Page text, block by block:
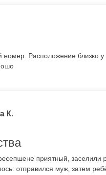
Расположение близко
К.
приятный,
отправился муж, затем